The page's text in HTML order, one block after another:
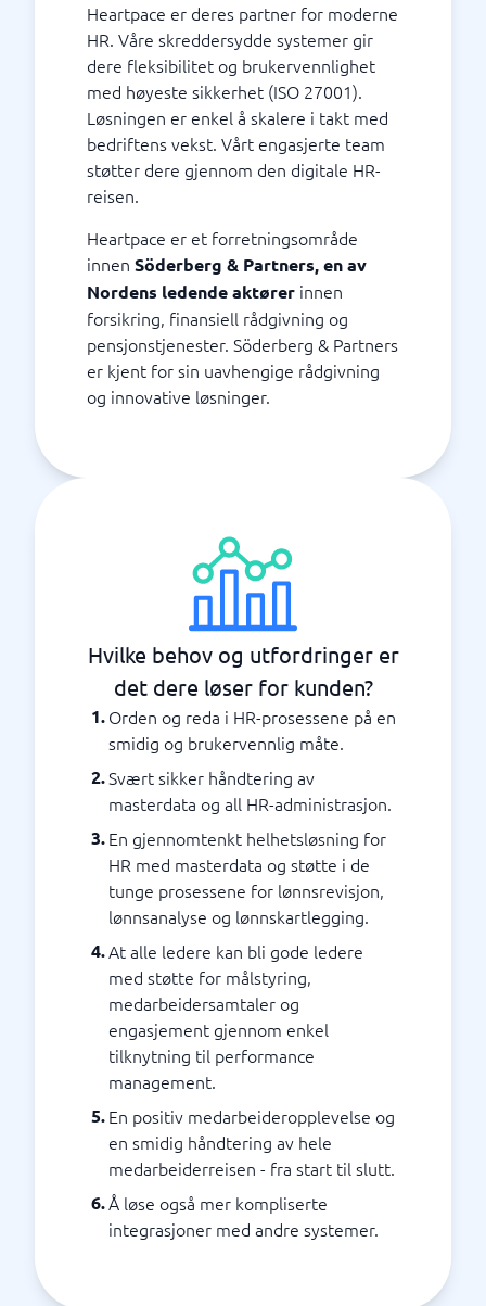
Heartpace er deres partner for moderne
HR. Våre skreddersydde systemer gir
dere fleksibilitet og brukervennlighet
med høyeste sikkerhet (ISO 27001).
Løsningen er enkel å skalere i takt med
bedriftens vekst. Vårt engasjerte team
støtter dere gjennom den digitale HR-
reisen.
Heartpace er et forretningsområde
innen Söderberg & Partners, en av
Nordens ledende aktører innen
forsikring, finansiell rådgivning og
pensjonstjenester. Söderberg & Partners
er kjent for sin uavhengige rådgivning
og innovative løsninger.
Hvilke behov og utfordringer er
det dere løser for kunden?
Orden og reda i HR-prosessene på en
smidig og brukervennlig måte.
Svært sikker håndtering av
masterdata og all HR-administrasjon.
En gjennomtenkt helhetsløsning for
HR med masterdata og støtte i de
tunge prosessene for lønnsrevisjon,
lønnsanalyse og lønnskartlegging.
At alle ledere kan bli gode ledere
med støtte for målstyring,
medarbeidersamtaler og
engasjement gjennom enkel
tilknytning til performance
management.
En positiv medarbeideropplevelse og
en smidig håndtering av hele
medarbeiderreisen - fra start til slutt.
Å løse også mer kompliserte
integrasjoner med andre systemer.